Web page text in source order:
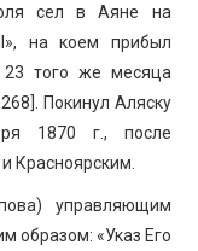
сел в Аяне на
на коем прибыл
23 того же месяца
Покинул Аляску
1870 г., после
Красноярским.
управляющим
образом: «Указ Его